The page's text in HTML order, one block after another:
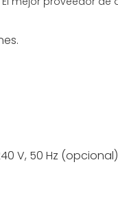
V, 50 Hz (opcional)